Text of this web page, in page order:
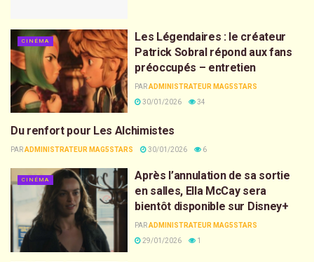
CINÉMA
Les Légendaires : le créateur
Patrick Sobral répond aux fans
préoccupés – entretien
PARADMINISTRATEUR MAG5STARS
30/01/2026
34
CINÉMA
Du renfort pour Les Alchimistes
PARADMINISTRATEUR MAG5STARS 30/01/2026 6
CINÉMA
Après l’annulation de sa sortie
en salles, Ella McCay sera
bientôt disponible sur Disney+
PARADMINISTRATEUR MAG5STARS
29/01/2026
1